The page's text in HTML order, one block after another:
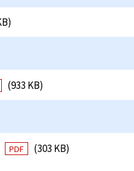
(933 KB)
PDF (303 KB)